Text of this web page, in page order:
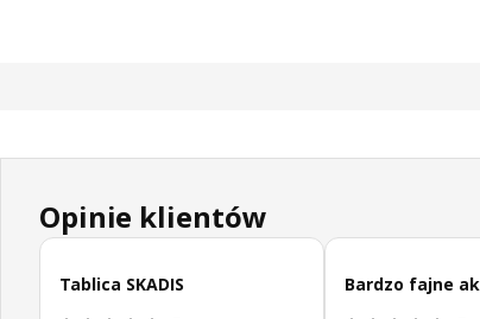
Opinie klientów
Pomiń opinie klientów
Tablica SKADIS
Bardzo fajne